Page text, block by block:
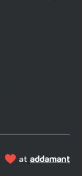
at addamant